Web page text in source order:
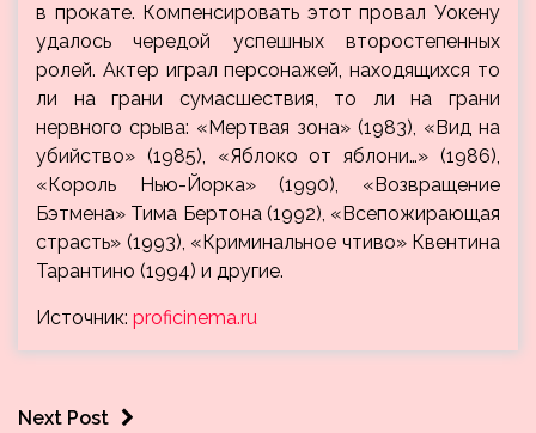
в прокате. Компенсировать этот провал Уокену
удалось чередой успешных второстепенных
ролей. Актер играл персонажей, находящихся то
ли на грани сумасшествия, то ли на грани
нервного срыва: «Мертвая зона» (1983), «Вид на
убийство» (1985), «Яблоко от яблони…» (1986),
«Король Нью-Йорка» (1990), «Возвращение
Бэтмена» Тима Бертона (1992), «Всепожирающая
страсть» (1993), «Криминальное чтиво» Квентина
Тарантино (1994) и другие.
Источник: proficinema.ru
Next Post